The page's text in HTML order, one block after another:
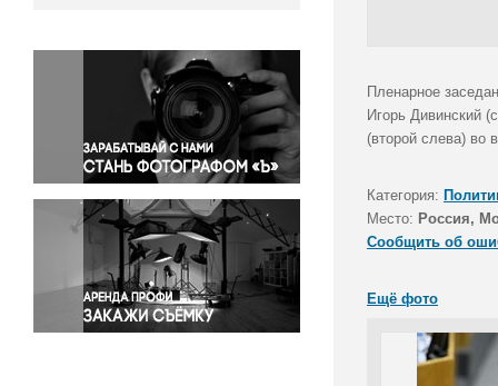
Окружающая среда
Политика
Правосудие
Происшествия и конфликты
Религия
Светская жизнь
Спорт
Экология
Экономика и бизнес
Пленарное
Игорь Дивинский
(второй слева) во
Категория:
Место: Россия,
Сообщить об
Ещё фото